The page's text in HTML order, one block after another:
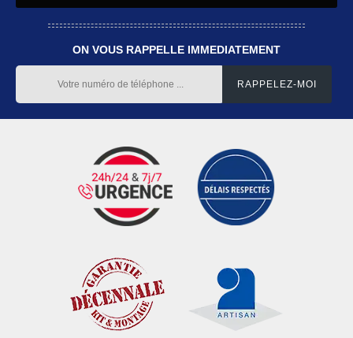
ON VOUS RAPPELLE IMMEDIATEMENT